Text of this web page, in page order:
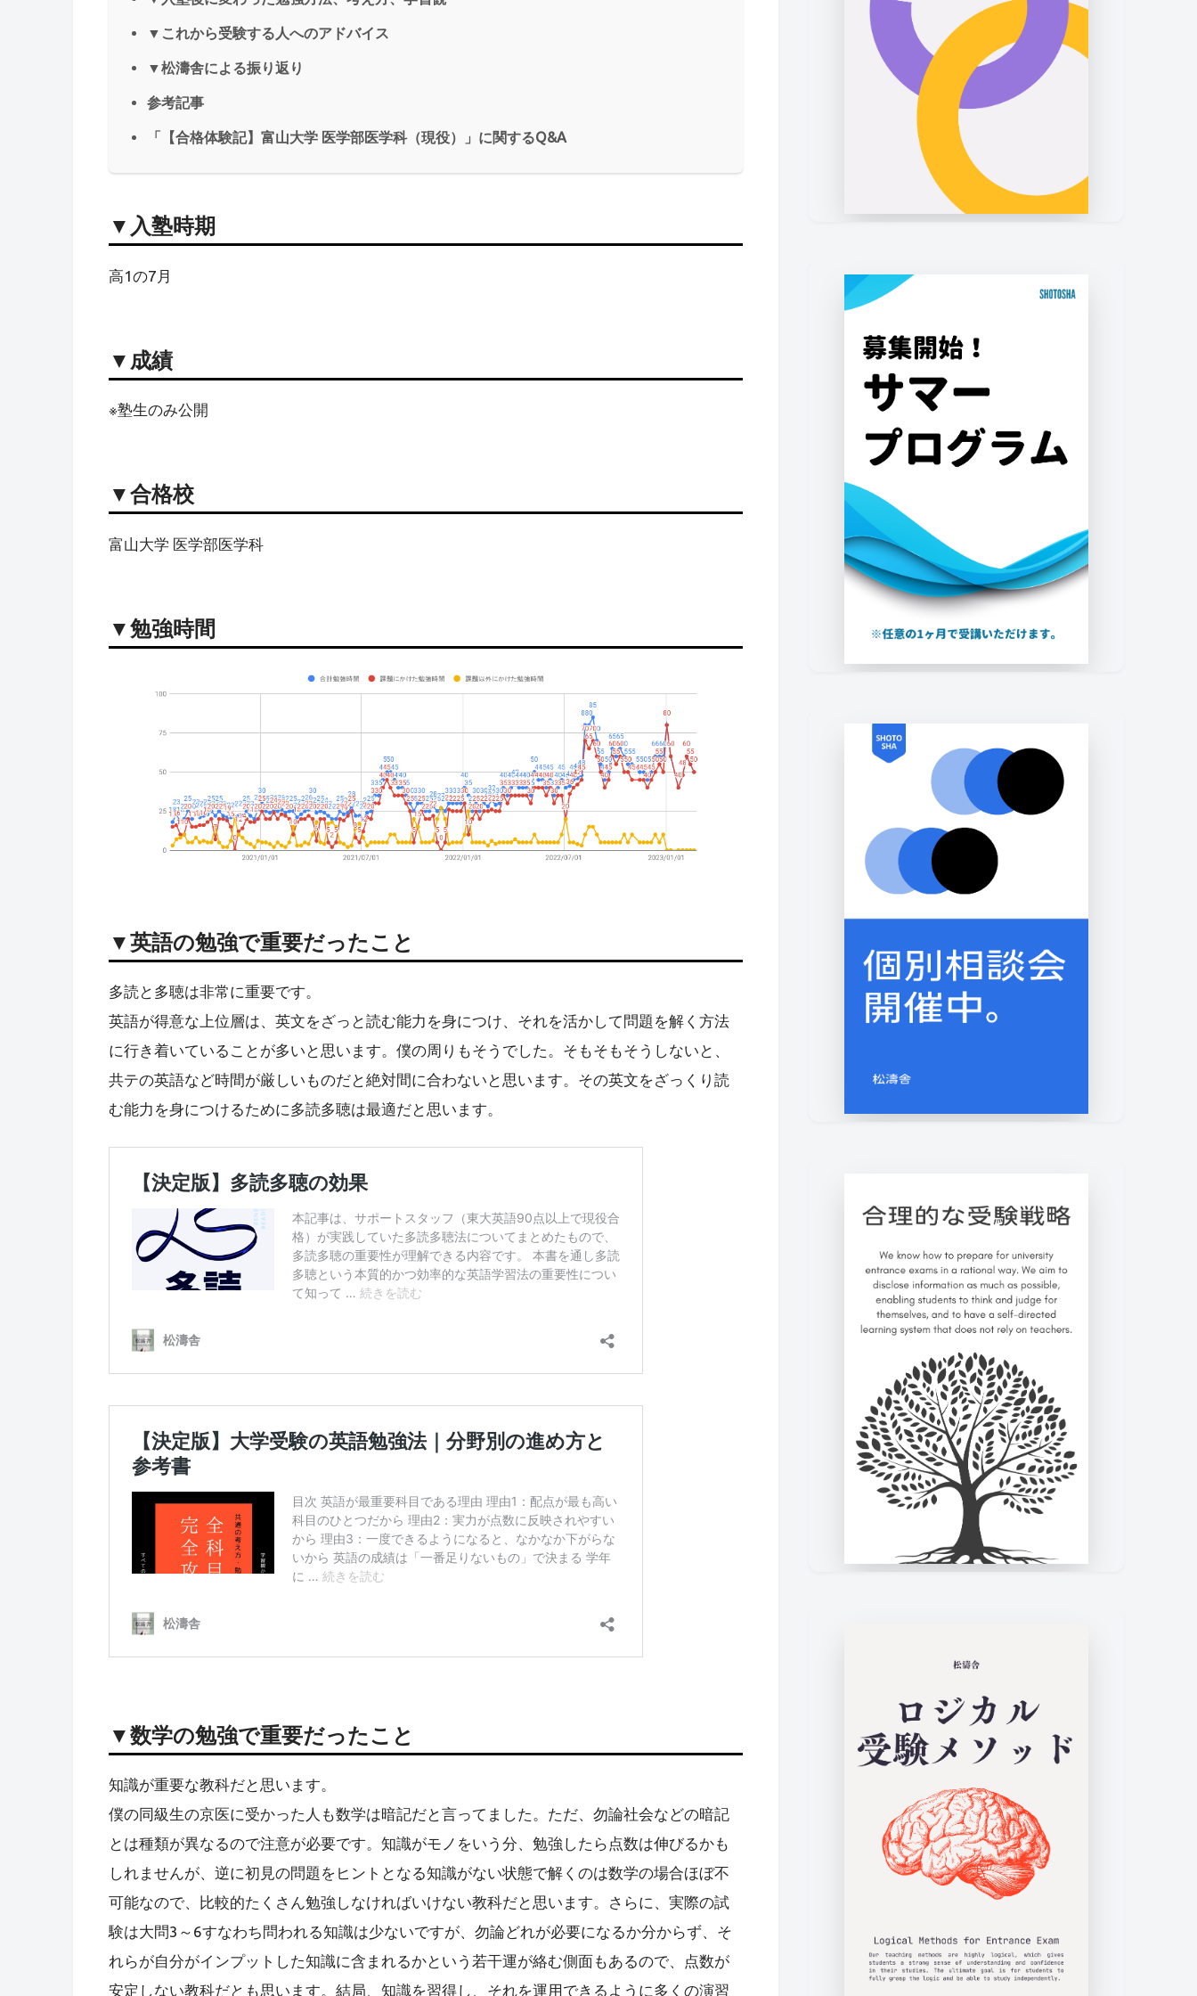
▼これから受験する人へのアドバイス
▼松濤舎による振り返り
参考記事
「【合格体験記】富山大学 医学部医学科（現役）」に関するQ&A
▼入塾時期
高1の7月
▼成績
※塾生のみ公開
▼合格校
富山大学 医学部医学科
▼勉強時間
▼英語の勉強で重要だったこと
多読と多聴は非常に重要です。
英語が得意な上位層は、英文をざっと読む能力を身につけ、それを活かして問題を解く方法
に行き着いていることが多いと思います。僕の周りもそうでした。そもそもそうしないと、
共テの英語など時間が厳しいものだと絶対間に合わないと思います。その英文をざっくり読
む能力を身につけるために多読多聴は最適だと思います。
▼数学の勉強で重要だったこと
知識が重要な教科だと思います。
僕の同級生の京医に受かった人も数学は暗記だと言ってました。ただ、勿論社会などの暗記
とは種類が異なるので注意が必要です。知識がモノをいう分、勉強したら点数は伸びるかも
しれませんが、逆に初見の問題をヒントとなる知識がない状態で解くのは数学の場合ほぼ不
可能なので、比較的たくさん勉強しなければいけない教科だと思います。さらに、実際の試
験は大問3～6すなわち問われる知識は少ないですが、勿論どれが必要になるか分からず、そ
れらが自分がインプットした知識に含まれるかという若干運が絡む側面もあるので、点数が
安定しない教科だとも思います。結局、知識を習得し、それを運用できるように多くの演習